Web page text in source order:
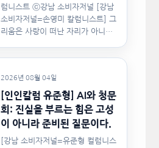
럼니스트 ⓒ강남 소비자저널 [강남
소비자저널=손영미 칼럼니스트] 그
리움은 사랑이 떠난 자리가 아니라,
2026년 08월 04일
[인인칼럼 유준형] AI와 청문
회: 진실을 부르는 힘은 고성
이 아니라 준비된 질문이다.
[강남 소비자저널=유준형 컬럼니스